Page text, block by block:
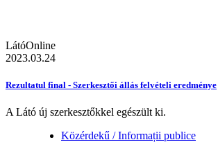
LátóOnline
2023.03.24
Rezultatul final - Szerkesztői állás felvételi eredménye
A Látó új szerkesztőkkel egészült ki.
Közérdekű / Informații publice